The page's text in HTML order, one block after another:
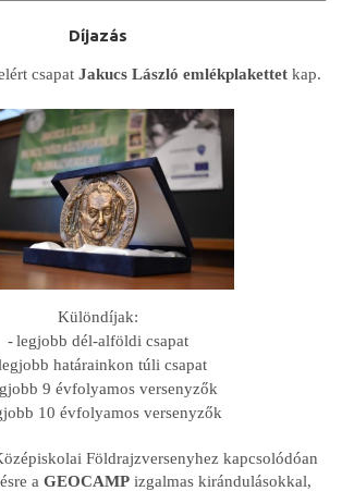
Díjazás
csapat Jakucs László emlékplakettet kap.
Különdíjak:
-legjobb dél-alföldi csapat
határainkon túli csapat
9 évfolyamos versenyzők
10 évfolyamos versenyzők
Földrajzversenyhez kapcsolódóan
a GEOCAMPizgalmas kirándulásokkal,